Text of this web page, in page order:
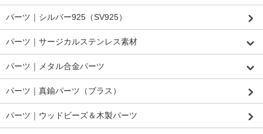
パーツ｜シルバー925（SV925）
パーツ｜サージカルステンレス素材
パーツ｜メタル合金パーツ
パーツ｜真鍮パーツ（ブラス）
パーツ｜ウッドビーズ＆木製パーツ